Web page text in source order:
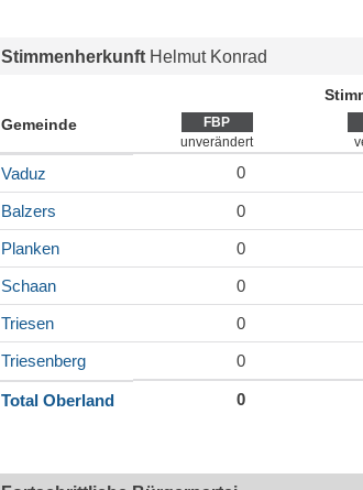
Stimmenherkunft Helmut Konrad
Gemeinde
FBP
unverändert
Vaduz 0
Balzers 0
Planken
0
Schaan
0
Triesen
0
Triesenberg
0
Total Oberland 0